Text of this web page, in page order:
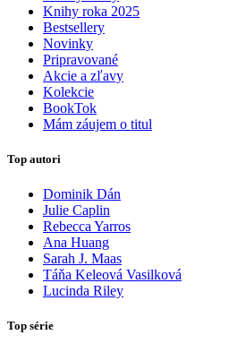
Knihy roka 2025
Bestsellery
Novinky
Pripravované
Akcie a zľavy
Kolekcie
BookTok
Mám záujem o titul
Top autori
Dominik Dán
Julie Caplin
Rebecca Yarros
Ana Huang
Sarah J. Maas
Táňa Keleová Vasilková
Lucinda Riley
Top série